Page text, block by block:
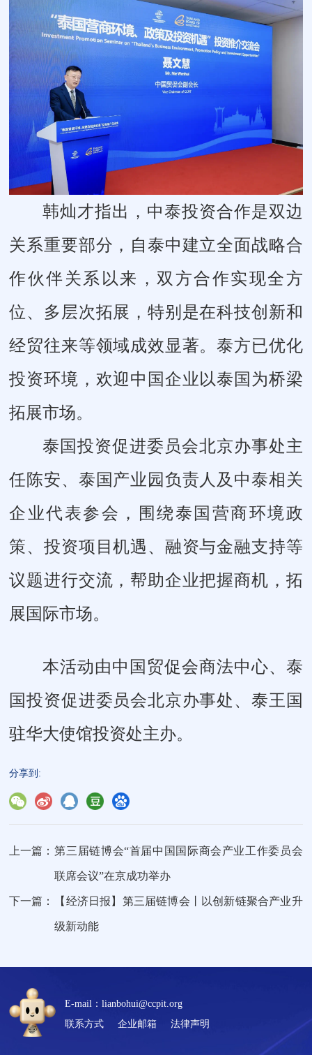
韩灿才指出，中泰投资合作是双边
关系重要部分，自泰中建立全面战略合
作伙伴关系以来，双方合作实现全方
位、多层次拓展，特别是在科技创新和
经贸往来等领域成效显著。泰方已优化
投资环境，欢迎中国企业以泰国为桥梁
拓展市场。
泰国投资促进委员会北京办事处主
任陈安、泰国产业园负责人及中泰相关
企业代表参会，围绕泰国营商环境政
策、投资项目机遇、融资与金融支持等
议题进行交流，帮助企业把握商机，拓
展国际市场。
本活动由中国贸促会商法中心、泰
国投资促进委员会北京办事处、泰王国
驻华大使馆投资处主办。
分享到:
上一篇： 第三届链博会“首届中国国际商会产业工作委员会
联席会议”在京成功举办
下一篇： 【经济日报】第三届链博会丨以创新链聚合产业升
级新动能
E-mail：lianbohui@ccpit.org
联系方式
企业邮箱 法律声明